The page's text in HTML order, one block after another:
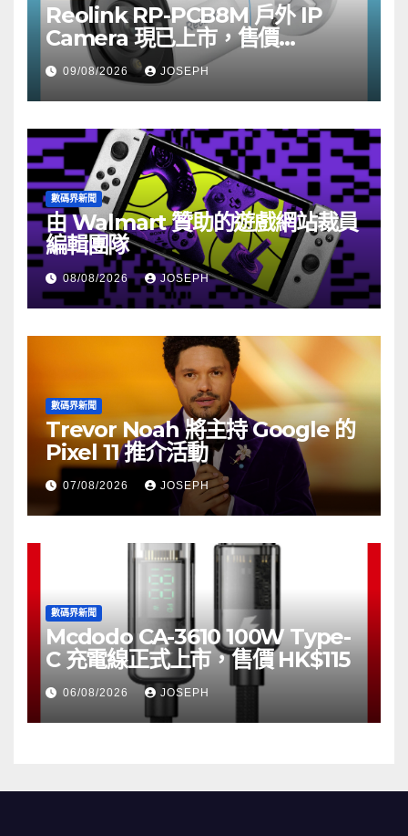
Reolink RP-PCB8M 戶外 IP
Camera 現已上市，售價
HK$722
09/08/2026 JOSEPH
數碼界新聞
由 Walmart 贊助的遊戲網站裁員
編輯團隊
08/08/2026 JOSEPH
數碼界新聞
Trevor Noah 將主持 Google 的
Pixel 11 推介活動
07/08/2026 JOSEPH
數碼界新聞
Mcdodo CA-3610 100W Type-
C 充電線正式上市，售價 HK$115
06/08/2026 JOSEPH